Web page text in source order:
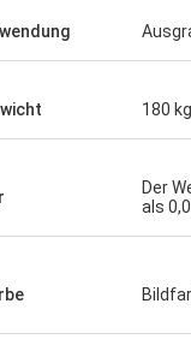
180 kg
Der
als